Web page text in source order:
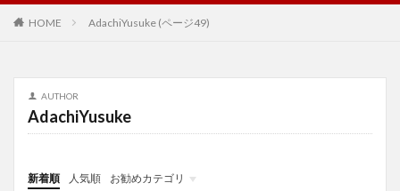
HOME AdachiYusuke (ページ49)
AUTHOR
AdachiYusuke
新着順 人気順
お勧めカテゴリ